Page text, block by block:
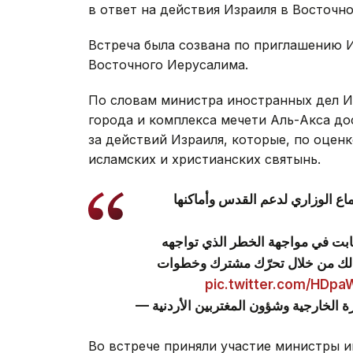
в ответ на действия Израиля в
Встреча была созвана по приглашению
Восточного Иерусалима.
По словам министра иностранных дел
города и комплекса мечети Аль-Акса
за действий Израиля, которые, по
исламских и христианских святынь.
الوزاري لدعم القدس وأماكنها
في مواجهة الخطر الذي تواجهه
ذلك من خلال تحرّك مشترك وخطوات
pic.twitter.com/
Во встрече приняли участие министры